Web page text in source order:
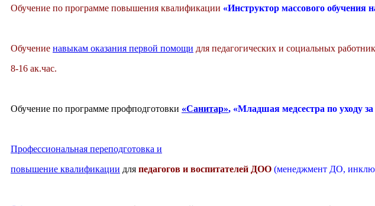
Обучение по программе повышения квалификации «Инструктор массового
Обучение навыкам оказания первой помощи для педагогических и социальных
8-16 ак.час.
Обучение по программе профподготовки «Санитар», «Младшая медсестра по уходу
Профессиональная переподготовка и
повышение квалификации для педагогов и воспитателей ДОО (менеджмент ДО,